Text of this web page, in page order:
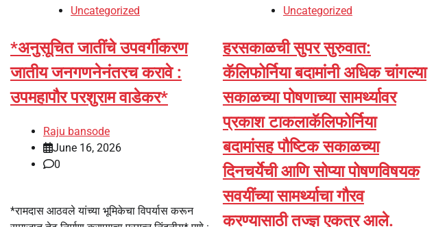
Uncategorized
*अनुसूचित जातींचे उपवर्गीकरण
जातीय जनगणनेनंतरच करावे :
उपमहापौर परशुराम वाडेकर*
Raju bansode
June 16, 2026
0
*रामदास आठवले यांच्या भूमिकेचा विपर्यास करून
Uncategorized
हरसकाळची सुपर सुरुवात:
कॅलिफोर्निया बदामांनी अधिक चांगल्या
सकाळच्या पोषणाच्या सामर्थ्यावर
प्रकाश टाकलाकॅलिफोर्निया
बदामांसह पौष्टिक सकाळच्या
दिनचर्येची आणि सोप्या पोषणविषयक
सवयींच्या सामर्थ्याचा गौरव
करण्यासाठी तज्ज्ञ एकत्र आले.